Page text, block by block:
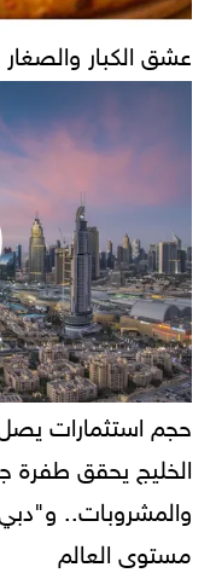
عشق الكبار والصغار
الخليج يحقق طفرة
والمشروبات.. و"دبي"
مستوى العالم